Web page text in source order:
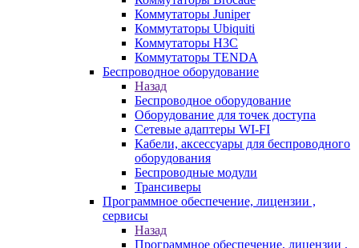
Коммутаторы Juniper
Коммутаторы Ubiquiti
Коммутаторы H3C
Коммутаторы TENDA
Беспроводное оборудование
Назад
Беспроводное оборудование
Оборудование для точек доступа
Сетевые адаптеры WI-FI
Кабели, аксессуары для беспроводного
оборудования
Беспроводные модули
Трансиверы
Программное обеспечение, лицензии ,
сервисы
Назад
Программное обеспечение, лицензии ,